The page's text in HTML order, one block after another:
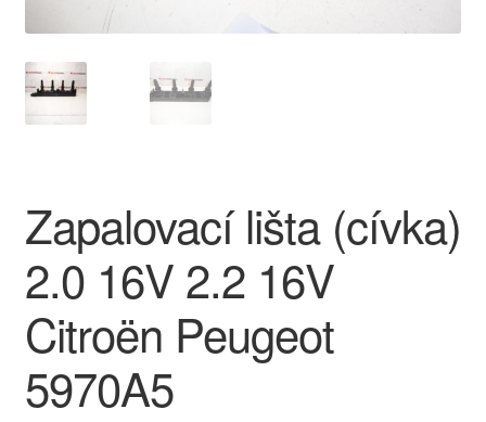
Platby
Reklamace
Reklamační řád
Vrakoviště Citroën
Zapalovací lišta (cívka)
2.0 16V 2.2 16V
Citroën Peugeot
5970A5